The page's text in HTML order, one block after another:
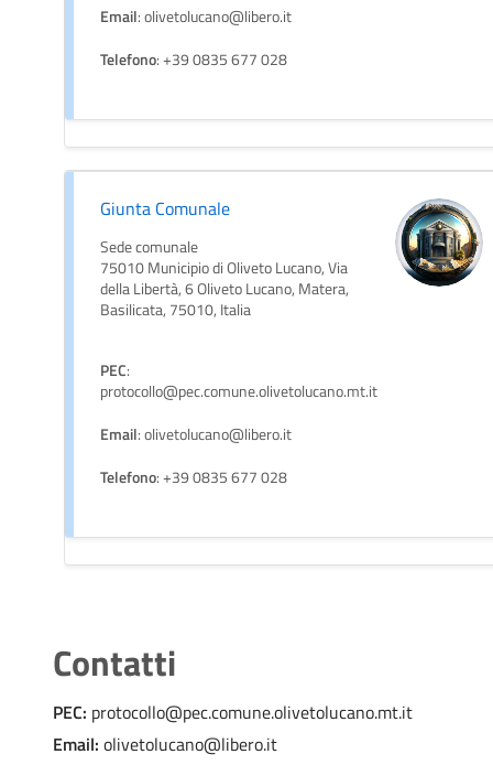
Email: olivetolucano@libero.it
Telefono: +39 0835 677 028
Giunta Comunale
Sede comunale
75010 Municipio di Oliveto Lucano, Via
della Libertà, 6 Oliveto Lucano, Matera,
Basilicata, 75010, Italia
PEC:
protocollo@pec.comune.olivetolucano.mt.it
Email: olivetolucano@libero.it
Telefono: +39 0835 677 028
Contatti
PEC: protocollo@pec.comune.olivetolucano.mt.it
Email: olivetolucano@libero.it